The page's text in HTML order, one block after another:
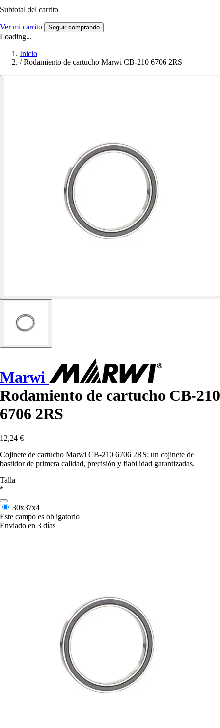
Subtotal del carrito
Ver mi carrito Seguir comprando
Loading...
Inicio
/ Rodamiento de cartucho Marwi CB-210 6706 2RS
Marwi
Rodamiento de cartucho CB-210
6706 2RS
12,24 €
Cojinete de cartucho Marwi CB-210 6706 2RS: un cojinete de
bastidor de primera calidad, precisión y fiabilidad garantizadas.
Talla
*
30x37x4
Este campo es obligatorio
Enviado en 3 días